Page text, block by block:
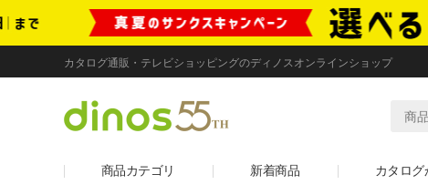
カタログ通販・テレビショッピングのディノスオンラインショップ
商品カテゴリ 新着商品 カタログ